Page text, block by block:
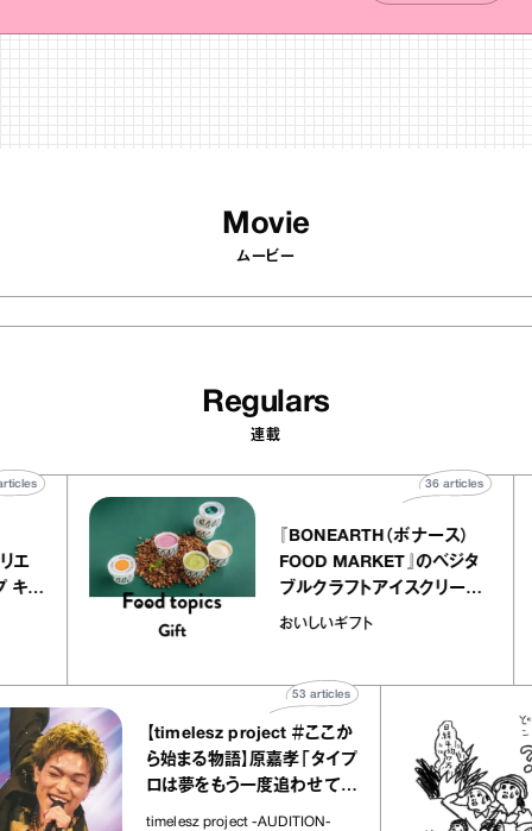
Movie
ムービー
Regulars
連載
アトリエ
レープ キャ
40articles
『BONEARTH（ボナース）
FOOD MARKET』のベジタ
ブルクラフトアイスクリー
｜真野知子の「おいしいギ
おいしいギフト
36
【timelesz project ＃ここか
ら始まる物語】原嘉孝「タイプ
ロは夢をもう一度追わせてく
れた場所」
timelesz project -AUDITION-
articles